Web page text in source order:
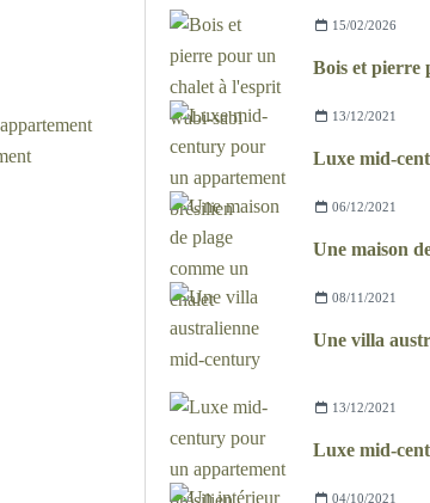
15/02/2026
13/12/2021
06/12/2021
08/11/2021
13/12/2021
04/10/2021